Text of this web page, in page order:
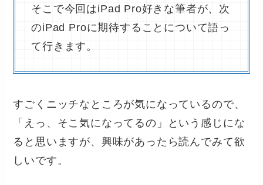
そこで今回はiPad Pro好きな筆者が、次
のiPad Proに期待することについて語っ
て行きます。
すごくニッチなところが気になっているので、
「えっ、そこ気になってるの」という感じにな
ると思いますが、興味があったら読んでみて欲
しいです。